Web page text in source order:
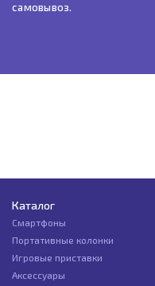
самовывоз.
Каталог
Смартфоны
Портативные колонки
Игровые приставки
Аксессуары